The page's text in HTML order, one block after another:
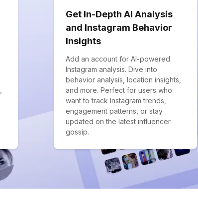
Get In-Depth AI Analysis
and Instagram Behavior
Insights
Add an account for AI-powered
Instagram analysis. Dive into
behavior analysis, location insights,
and more. Perfect for users who
want to track Instagram trends,
engagement patterns, or stay
updated on the latest influencer
gossip.